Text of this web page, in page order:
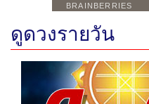
ดูดวงรายวัน